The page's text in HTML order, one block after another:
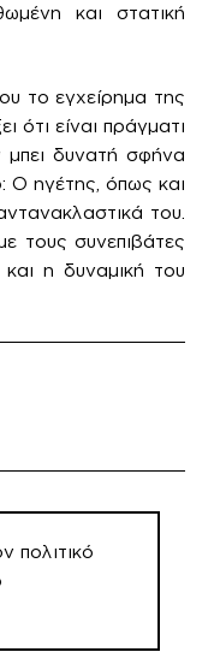
και στατική
το εγχείρημα της
είναι πράγματι
δυνατή σφήνα
Ο ηγέτης, όπως και
του.
τους συνεπιβάτες
η δυναμική του
πολιτικό